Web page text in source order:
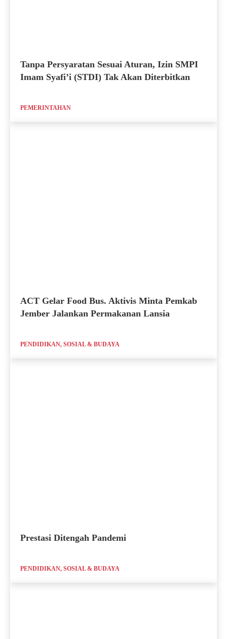
Tanpa Persyaratan Sesuai Aturan, Izin SMPI
Imam Syafi’i (STDI) Tak Akan Diterbitkan
PEMERINTAHAN
ACT Gelar Food Bus. Aktivis Minta Pemkab
Jember Jalankan Permakanan Lansia
PENDIDIKAN, SOSIAL & BUDAYA
Prestasi Ditengah Pandemi
PENDIDIKAN, SOSIAL & BUDAYA